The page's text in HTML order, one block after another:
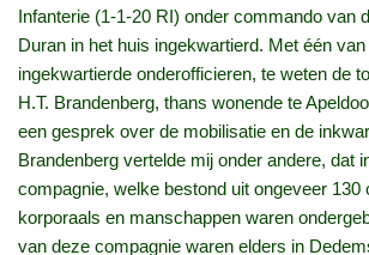
Infanterie (1-1-20 RI) onder commando van
Duran in het huis ingekwartierd. Met één
ingekwartierde onderofficieren, te weten de
H.T. Brandenberg, thans wonende te
een gesprek over de mobilisatie en de
Brandenberg vertelde mij onder andere, dat
compagnie, welke bestond uit ongeveer 130
korporaals en manschappen waren
van deze compagnie waren elders in